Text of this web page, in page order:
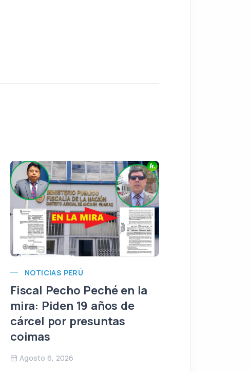
NOTICIAS PERÚ
Fiscal Pecho Peché en la
mira: Piden 19 años de
cárcel por presuntas
coimas
Agosto 6, 2026